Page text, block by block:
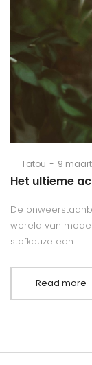
ByTatou
Posted
on
9
Het ultieme
De
wereld van
stofkeuze een…
Read more